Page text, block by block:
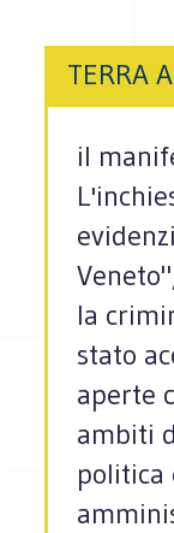
TERRA
il
la
stato
aperte
ambiti
politica